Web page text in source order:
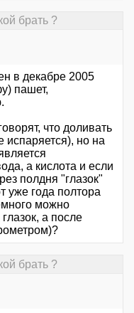
брать ?
в декабре 2005
пашет,
что доливать
испаряется), но на
а кислота и если
полдня "глазок"
уже года полтора
можно
а после
брать ?